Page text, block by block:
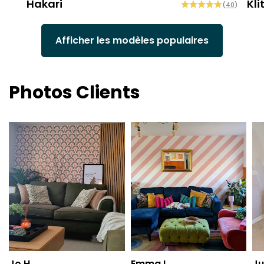
Hakari (40)
Afficher les modèles populaires
Photos Clients